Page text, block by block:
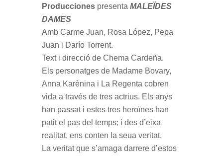
Producciones presenta MALEÏDES
DAMES
Amb Carme Juan, Rosa López, Pepa
Juan i Darío Torrent.
Text i direcció de Chema Cardeña.
Els personatges de Madame Bovary,
Anna Karènina i La Regenta cobren
vida a través de tres actrius. Els anys
han passat i estes tres heroïnes han
patit el pas del temps; i des d’eixa
realitat, ens conten la seua veritat.
La veritat que s’amaga darrere d’estos